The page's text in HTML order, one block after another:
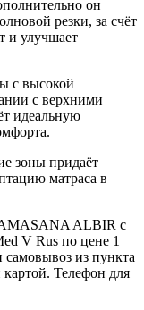
он
резки, за счёт
и улучшает
с высокой
с верхними
идеальную
зоны придаёт
матраса в
ALBIR с
V Rus по цене 1
из пункта
Телефон для